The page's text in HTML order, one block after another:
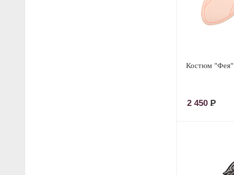
Костюм "Фея"
2 450 Р